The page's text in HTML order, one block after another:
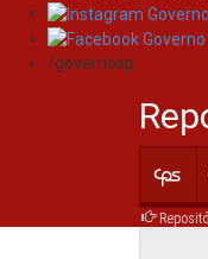
Skip
navigation
/governosp